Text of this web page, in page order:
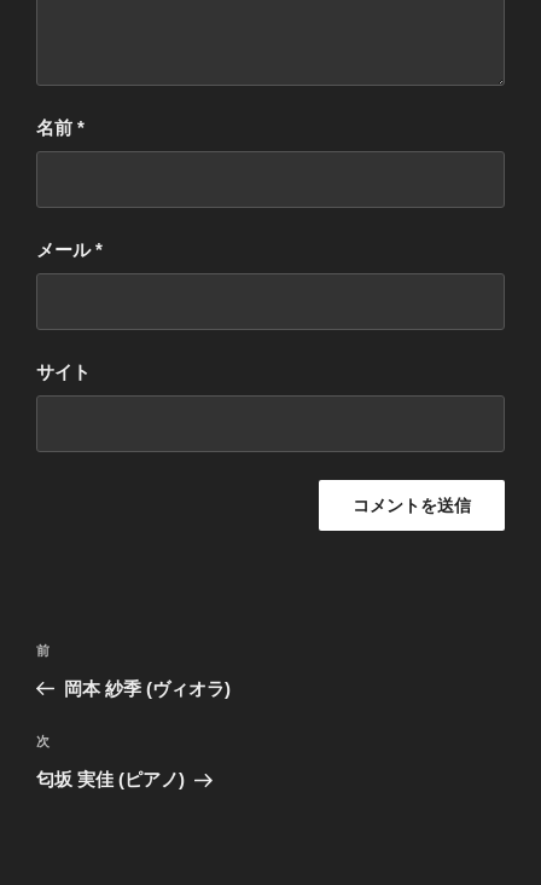
名前 *
メール*
サイト
投
ビ
ゲ
過
去
投
稿
前
岡本 紗季 (ヴィオラ)
次
の
次
匂坂 実佳 (ピアノ)